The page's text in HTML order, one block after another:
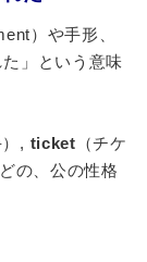
）や手形、
」という意味
）, ticket （チケ
の、公の性格